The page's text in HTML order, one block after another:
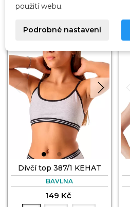
Dívčí top 387/1 KEHAT
BAVLNA
149 Kč
použití webu.
Podrobné nastavení